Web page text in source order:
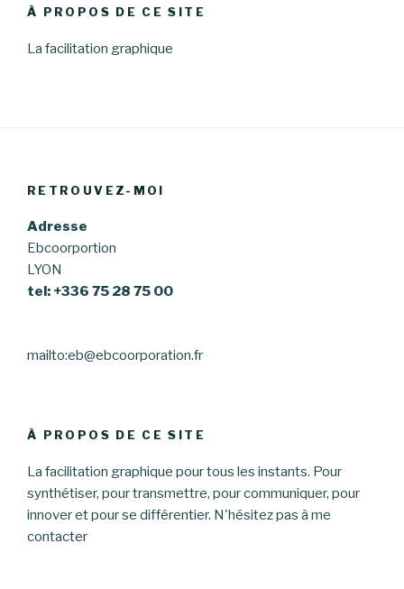
À PROPOS DE CE SITE
La facilitation graphique
RETROUVEZ-MOI
Adresse
Ebcoorportion
LYON
tel: +336 75 28 75 00
mailto:eb@ebcoorporation.fr
À PROPOS DE CE SITE
La facilitation graphique pour tous les instants. Pour
synthétiser, pour transmettre, pour communiquer, pour
innover et pour se différentier. N'hésitez pas à me
contacter